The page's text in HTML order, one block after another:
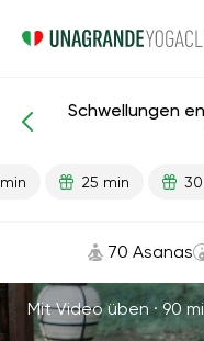
Schwellungen
25 min
70 Asanas
Mit Video üben · 90